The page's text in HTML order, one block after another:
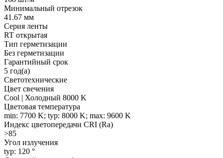
Минимальный отрезок
41.67 мм
Серия ленты
RT открытая
Тип герметизации
Без герметизации
Гарантийный срок
5 год(а)
Светотехнические
Цвет свечения
Cool | Холодный 8000 K
Цветовая температура
min: 7700 K; typ: 8000 K; max: 9600 K
Индекс цветопередачи CRI (Ra)
>85
Угол излучения
typ: 120 °